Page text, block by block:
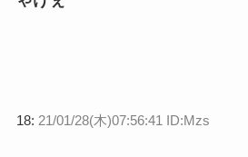
18: 21/01/28(木)07:56:41 ID:Mzs